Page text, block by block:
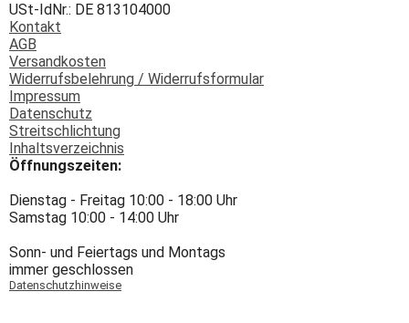
USt-IdNr.: DE 813104000
Kontakt
AGB
Versandkosten
Widerrufsbelehrung / Widerrufsformular
Impressum
Datenschutz
Streitschlichtung
Inhaltsverzeichnis
Öffnungszeiten:
Dienstag - Freitag 10:00 - 18:00 Uhr
Samstag 10:00 - 14:00 Uhr
Sonn- und Feiertags und Montags
immer geschlossen
Datenschutzhinweise